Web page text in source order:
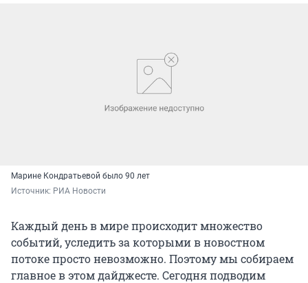
Марине Кондратьевой было 90 лет
Источник: РИА Новости
Каждый день в мире происходит множество
событий, уследить за которыми в новостном
потоке просто невозможно. Поэтому мы собираем
главное в этом дайджесте. Сегодня подводим